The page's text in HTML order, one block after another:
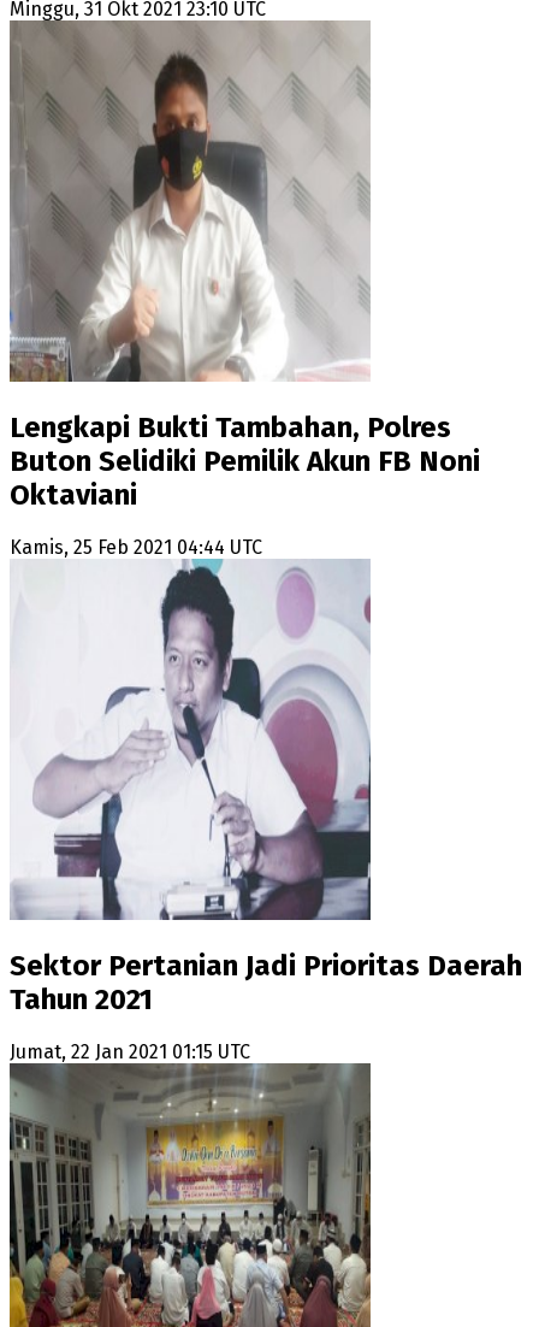
Minggu, 31 Okt 2021 23:10 UTC
Lengkapi Bukti Tambahan, Polres
Buton Selidiki Pemilik Akun FB Noni
Oktaviani
Kamis, 25 Feb 2021 04:44 UTC
Sektor Pertanian Jadi Prioritas Daerah
Tahun 2021
Jumat, 22 Jan 2021 01:15 UTC